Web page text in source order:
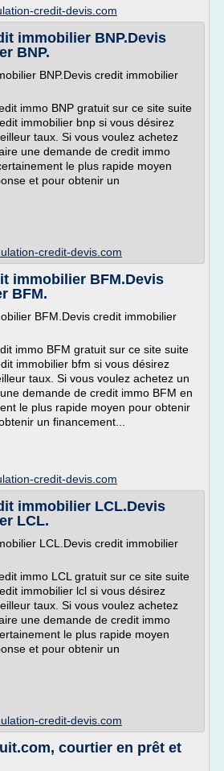
credit-devis.com
immobilier BNP.Devis
BNP.
BNP.Devis credit immobilier
immo BNP gratuit sur ce site suite
immobilier bnp si vous désirez
taux. Si vous voulez achetez
une demande de credit immo
le plus rapide moyen
et pour obtenir un
credit-devis.com
immobilier BFM.Devis
BFM.
BFM.Devis credit immobilier
immo BFM gratuit sur ce site suite
immobilier bfm si vous désirez
taux. Si vous voulez achetez un
demande de credit immo BFM en
le plus rapide moyen pour obtenir
un financement...
credit-devis.com
immobilier LCL.Devis
LCL.
LCL.Devis credit immobilier
immo LCL gratuit sur ce site suite
immobilier lcl si vous désirez
taux. Si vous voulez achetez
une demande de credit immo
le plus rapide moyen
et pour obtenir un
credit-devis.com
courtier en prêt et